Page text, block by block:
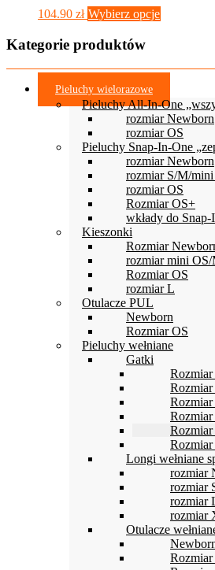
na
stronie
104.90 zł Wybierz opcje
wariantów.
można
wybrać
na
stronie
produktu
Kategorie produktów
Pieluchy wielorazowe
Pieluchy All-In-One
rozmiar Newborn
rozmiar OS
Pieluchy Snap-In-One
rozmiar Newborn
rozmiar S/M/mini
rozmiar OS
Rozmiar OS+
wkłady do
Kieszonki
Rozmiar
rozmiar mini
Rozmiar OS
rozmiar L
Otulacze PUL
Newborn
Rozmiar OS
Pieluchy wełniane
Gatki
Rozmiar
Longi wełniane
rozmiar
rozmiar
rozmiar
rozmiar
Otulacze